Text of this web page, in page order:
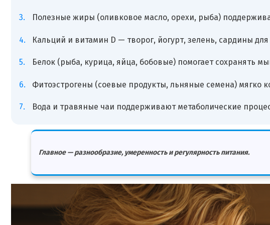
Полезные жиры (оливковое масло, орехи, рыба)
Кальций и витамин D — творог, йогурт, зелень, сардины
Белок (рыба, курица, яйца, бобовые) помогает сохранять
Фитоэстрогены (соевые продукты, льняные семена) мягко
Вода и травяные чаи поддерживают метаболические
Главное — разнообразие, умеренность и регулярность питания.